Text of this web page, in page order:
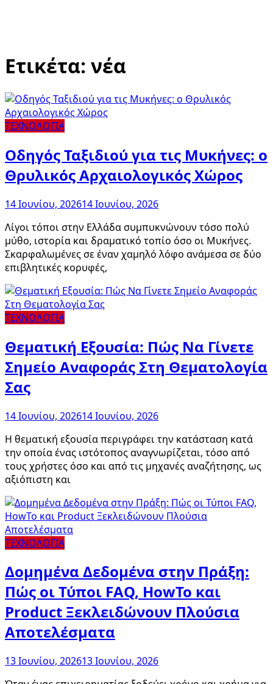
Ετικέτα: νέα
ΤΕΧΝΟΛΟΓΙΑ
Οδηγός Ταξιδιού για τις Μυκήνες: ο
Θρυλικός Αρχαιολογικός Χώρος
14 Ιουνίου, 202614 Ιουνίου, 2026
Λίγοι τόποι στην Ελλάδα συμπυκνώνουν τόσο πολύ
μύθο, ιστορία και δραματικό τοπίο όσο οι Μυκήνες.
Σκαρφαλωμένες σε έναν χαμηλό λόφο ανάμεσα σε δύο
επιβλητικές κορυφές,
ΤΕΧΝΟΛΟΓΙΑ
Θεματική Εξουσία: Πώς Να Γίνετε
Σημείο Αναφοράς Στη Θεματολογία
Σας
14 Ιουνίου, 202614 Ιουνίου, 2026
Η θεματική εξουσία περιγράφει την κατάσταση κατά
την οποία ένας ιστότοπος αναγνωρίζεται, τόσο από
τους χρήστες όσο και από τις μηχανές αναζήτησης, ως
αξιόπιστη και
ΤΕΧΝΟΛΟΓΙΑ
Δομημένα Δεδομένα στην Πράξη:
Πώς οι Τύποι FAQ, HowTo και
Product Ξεκλειδώνουν Πλούσια
Αποτελέσματα
13 Ιουνίου, 202613 Ιουνίου, 2026